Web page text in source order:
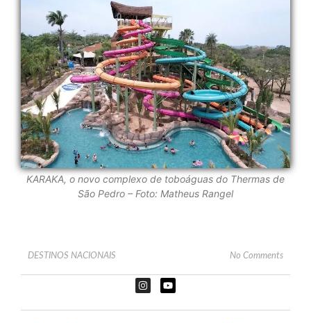
KARAKA, o novo complexo de toboáguas do Thermas de
São Pedro – Foto: Matheus Rangel
DESTINOS NACIONAIS No Comments